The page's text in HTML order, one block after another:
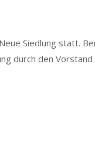
Siedlung statt.
durch den Vorstand